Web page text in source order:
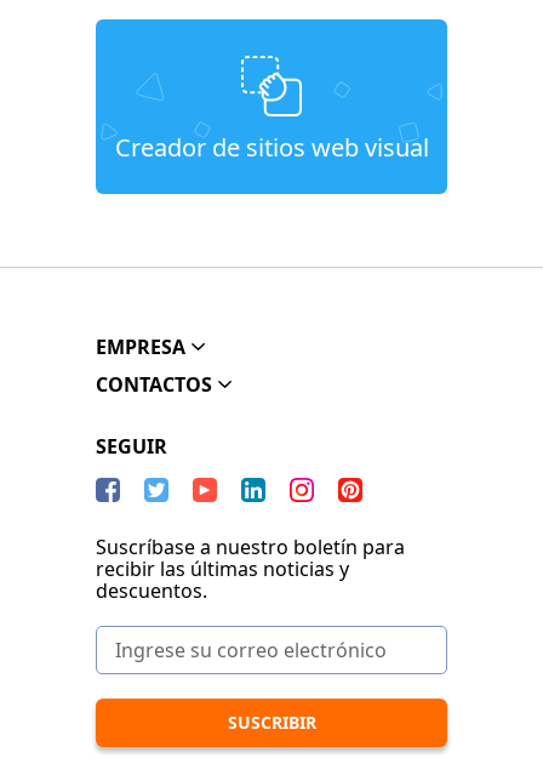
Creador de sitios web visual
EMPRESA
CONTACTOS
SEGUIR
Suscríbase a nuestro boletín para
recibir las últimas noticias y
descuentos.